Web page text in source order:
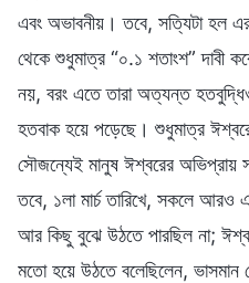
এবং অভাবনীয়। তবে, সত্যিটা হল
থেকে শুধুমাত্র “০.১ শতাংশ” দাবী
নয়, বরং এতে তারা অত্যন্ত
হতবাক হয়ে পড়েছে। শুধুমাত্র
সৌজন্যেই মানুষ ঈশ্বরের অভিপ্রায়
তবে, ১লা মার্চ তারিখে, সকলে আরও
আর কিছু বুঝে উঠতে পারছিল না;
মতো হয়ে উঠতে বলেছিলেন,